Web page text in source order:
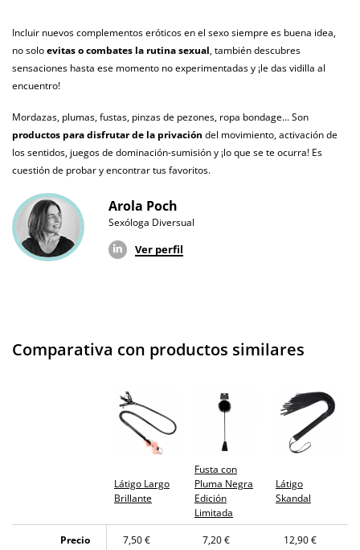
Garantías 3 años de garantía
Producto
¿Cuándo lo
recibo?
El viernes 7 de agosto (fecha estimada)
Incluir nuevos complementos eróticos en el sexo siempre es buena idea,
no soloevitas o combates la rutina sexual, también descubres
sensaciones hasta ese momento no experimentadas y ¡le das vidilla al
encuentro!
Mordazas, plumas, fustas, pinzas de pezones, ropa bondage... Son
productos para disfrutar de la privación del movimiento, activación de
los sentidos, juegos de dominación-sumisión y ¡lo que se te ocurra! Es
cuestión de probar y encontrar tus favoritos.
Arola Poch
Sexóloga Diversual
Ver perfil
Comparativa con productos similares
Látigo Largo
Brillante
Fusta con
Pluma Negra
Edición
Limitada
Látigo
Skandal
Precio 7,50 € 7,20 € 12,90 €